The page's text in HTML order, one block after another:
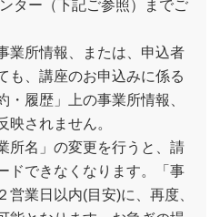
ター（下記ご参照）までご
業所情報、または、申込者
も、講座のお申込みに係る
・履歴」上の事業所情報、
映されません。
所名」の変更を行うと、請
ドできなくなります。「事
業日以内(目安)に、再度、